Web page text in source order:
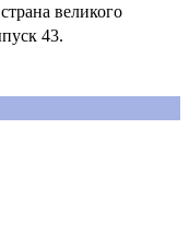
великого
43.